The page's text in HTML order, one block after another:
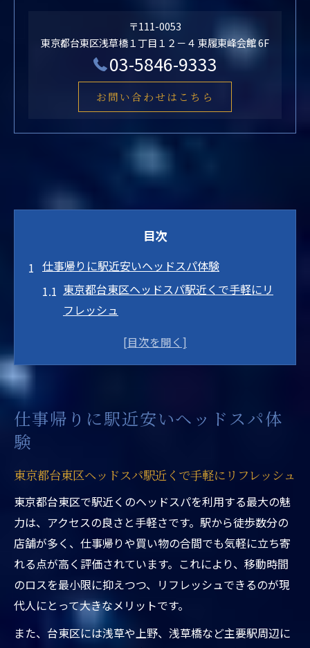
〒111-0053
東京都台東区浅草橋１丁目１２－４ 東履東峰会館 6F
03-5846-9333
お問い合わせはこちら
目次
仕事帰りに駅近安いヘッドスパ体験
東京都台東区ヘッドスパ駅近くで手軽にリ
フレッシュ
駅近くで安いヘッドマッサージを選ぶメリ
東京都内でコスパ重視のヘッドスパ活用法
するコツ
東京都台東区ヘッドスパ駅近くで口コミを
活用する方法
安いヘッドスパの特徴と見極めポイント解
説
ランキングを参考に理想のヘッドスパを見
つける秘訣
仕事帰りに駅近安いヘッドスパ体
験
東京都台東区ヘッドスパ駅近くで手軽にリフレッシュ
東京都台東区で駅近くのヘッドスパを利用する最大の魅
力は、アクセスの良さと手軽さです。駅から徒歩数分の
店舗が多く、仕事帰りや買い物の合間でも気軽に立ち寄
れる点が高く評価されています。これにより、移動時間
のロスを最小限に抑えつつ、リフレッシュできるのが現
代人にとって大きなメリットです。
また、台東区には浅草や上野、浅草橋など主要駅周辺に